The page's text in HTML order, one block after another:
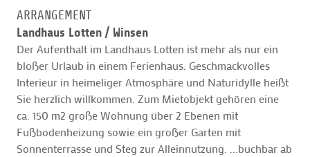
ARRANGEMENT
Landhaus Lotten / Winsen
Der Aufenthalt im Landhaus Lotten ist mehr als nur ein
bloßer Urlaub in einem Ferienhaus. Geschmackvolles
Interieur in heimeliger Atmosphäre und Naturidylle heißt
Sie herzlich willkommen. Zum Mietobjekt gehören eine
ca. 150 m2 große Wohnung über 2 Ebenen mit
Fußbodenheizung sowie ein großer Garten mit
Sonnenterrasse und Steg zur Alleinnutzung. ...buchbar ab